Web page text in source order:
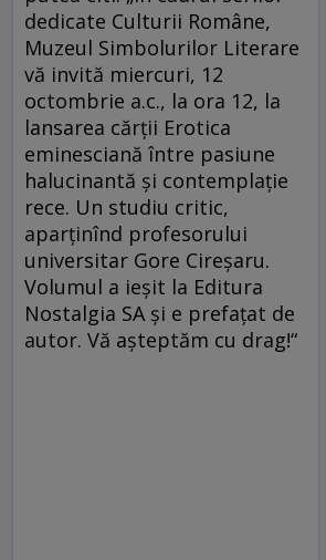
dedicate Culturii Române,
Muzeul Simbolurilor Literare
vă invită miercuri, 12
octombrie a.c., la ora 12, la
lansarea cărții Erotica
eminesciană între pasiune
halucinantă și contemplație
rece. Un studiu critic,
aparținînd profesorului
universitar Gore Cireșaru.
Volumul a ieșit la Editura
Nostalgia SA și e prefațat de
autor. Vă așteptăm cu drag!“